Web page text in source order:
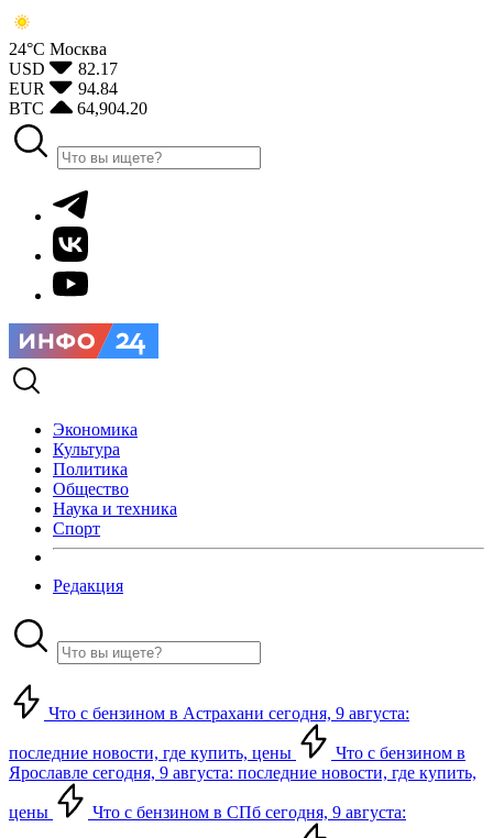
24°С Москва
USD
82.17
EUR
94.84
BTC
64,904.20
Экономика
Культура
Политика
Общество
Наука и техника
Спорт
Редакция
Что с бензином в Астрахани сегодня, 9 августа:
последние новости, где купить, цены
Что с бензином в
Ярославле сегодня, 9 августа: последние новости, где купить,
цены Что с бензином в СПб сегодня, 9 августа: